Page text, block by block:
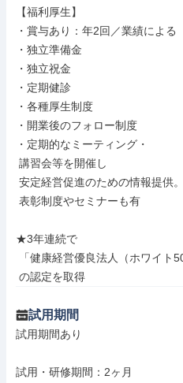
【福利厚生】
・賞与あり：年2回／業績による
・独立準備金
・独立祝金
・定期健診
・各種厚生制度
・開業後のフォロー制度
・定期的なミーティング・
★3年連続で
の認定を取得
試用期間
試用期間あり
試用・研修期間：2ヶ月